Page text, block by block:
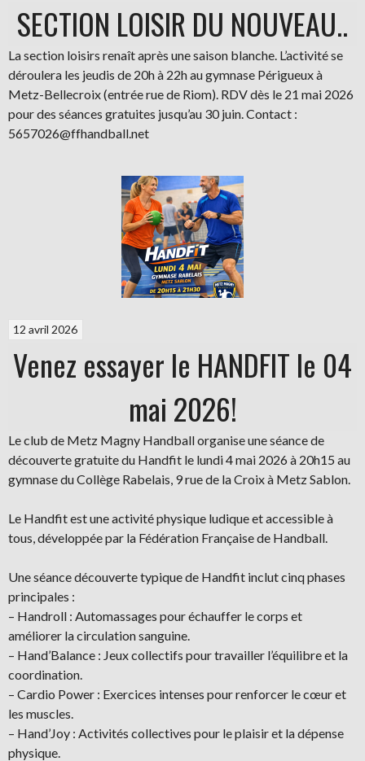
SECTION LOISIR DU NOUVEAU..
La section loisirs renaît après une saison blanche. L’activité se
déroulera les jeudis de 20h à 22h au gymnase Périgueux à
Metz-Bellecroix (entrée rue de Riom). RDV dès le 21 mai 2026
pour des séances gratuites jusqu’au 30 juin. Contact :
5657026@ffhandball.net
12 avril 2026
Venez essayer le HANDFIT le 04
mai 2026!
Le club de Metz Magny Handball organise une séance de
découverte gratuite du Handfit le lundi 4 mai 2026 à 20h15 au
gymnase du Collège Rabelais, 9 rue de la Croix à Metz Sablon.
Le Handfit est une activité physique ludique et accessible à
tous, développée par la Fédération Française de Handball.
Une séance découverte typique de Handfit inclut cinq phases
principales :
– Handroll : Automassages pour échauffer le corps et
améliorer la circulation sanguine.
– Hand’Balance : Jeux collectifs pour travailler l’équilibre et la
coordination.
– Cardio Power : Exercices intenses pour renforcer le cœur et
les muscles.
– Hand’Joy : Activités collectives pour le plaisir et la dépense
physique.